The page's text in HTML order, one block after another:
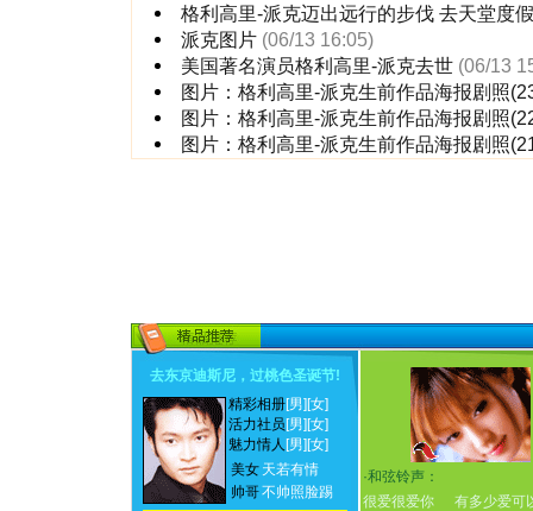
格利高里-派克迈出远行的步伐 去天堂度
派克图片 (06/13 16:05)
美国著名演员格利高里-派克去世 (06/13
图片：格利高里-派克生前作品海报剧照
图片：格利高里-派克生前作品海报剧照
图片：格利高里-派克生前作品海报剧照
去东京迪斯尼，过桃色圣诞节!
精彩相册[男] [女]
活力社员 [男] [女]
魅力情人 [男] [女]
美女 天若有情
帅哥不帅照脸踢
·和弦铃声：
很爱很爱你
有多少爱可